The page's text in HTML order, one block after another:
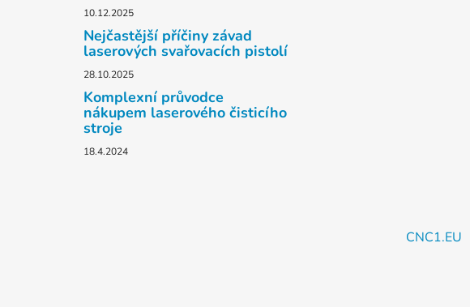
10.12.2025
Nejčastější příčiny závad
laserových svařovacích pistolí
28.10.2025
Komplexní průvodce
nákupem laserového čisticího
stroje
18.4.2024
CNC1.EU